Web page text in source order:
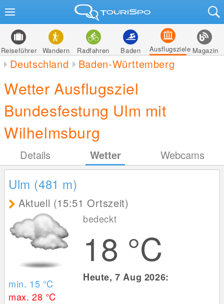
Reiseführer Wandern Radfahren Baden Ausflugsziele Magazin
Deutschland Baden-Württemberg
Wetter Ausflugsziel
Bundesfestung Ulm mit
Wilhelmsburg
Details Wetter Webcams
Ulm (481 m)
Aktuell (15:51 Ortszeit)
min. 15 °C
max. 28 °C
bedeckt
18 °C
Heute, 7 Aug 2026: